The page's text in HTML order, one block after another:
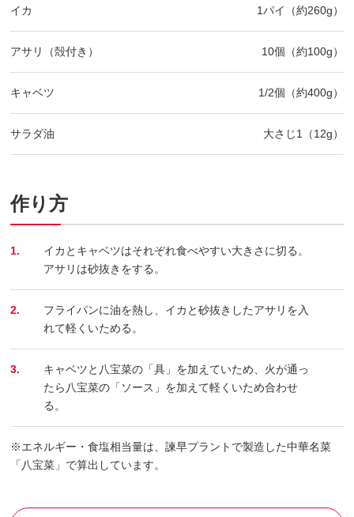
イカ 1パイ（約260g）
アサリ（殻付き） 10個（約100g）
キャベツ 1/2個（約400g）
サラダ油 大さじ1（12g）
作り方
1.
イカとキャベツはそれぞれ食べやすい大きさに切る。
アサリは砂抜きをする。
2.
フライパンに油を熱し、イカと砂抜きしたアサリを入
れて軽くいためる。
3.
キャベツと八宝菜の「具」を加えていため、火が通っ
たら八宝菜の「ソース」を加えて軽くいため合わせ
る。
※エネルギー・食塩相当量は、諫早プラントで製造した中華名菜
「八宝菜」で算出しています。